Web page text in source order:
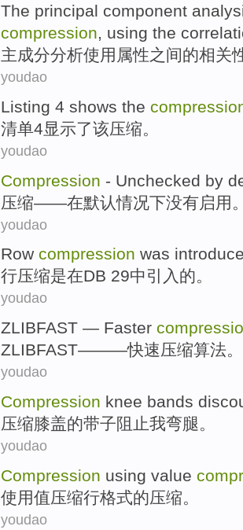
The principal component
compression, using the
主成分分析使用 属性之间的相关
youdao
Listing 4 shows the
清单4显示了该压缩。
youdao
Compression - Unchecked by
压缩——在默认情况下没有启用
youdao
Row compression was
行压缩是在DB 29中引入 的。
youdao
ZLIBFAST — Faster
ZLIBFAST———快速压缩算法。
youdao
Compression knee bands
压缩膝盖的带子阻止我弯腿。
youdao
Compression using value
使用值压缩行格式的压缩。
youdao